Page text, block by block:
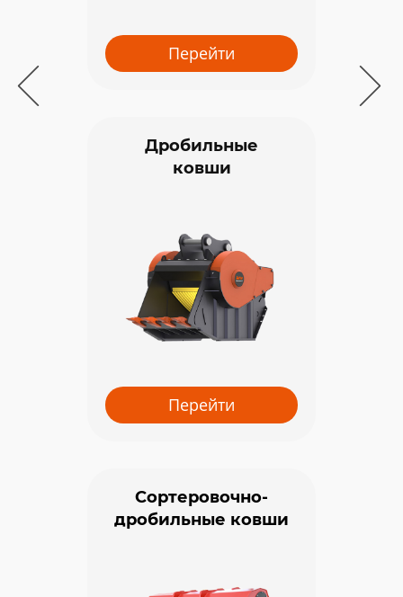
Перейти
Дробильные
ковши
Перейти
Сортеровочно-
дробильные ковши